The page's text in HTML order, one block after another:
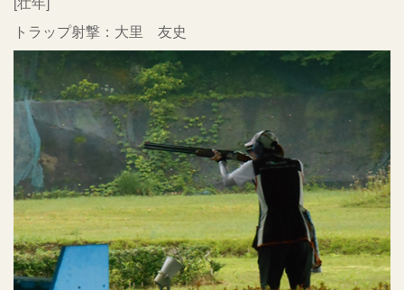
トラップ射撃：大里 友史